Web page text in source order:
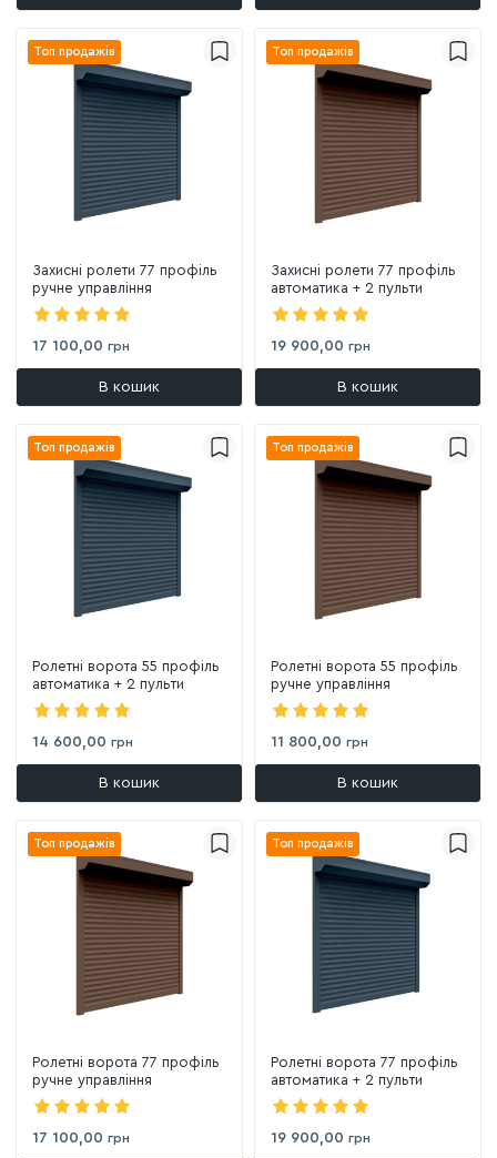
Топ продажів
Захисні ролети 77 профіль
ручне управління
17 100,00 грн
В кошик
Топ продажів
Захисні ролети 77 профіль
автоматика + 2 пульти
19 900,00 грн
В кошик
Топ продажів
Ролетні ворота 55 профіль
автоматика + 2 пульти
14 600,00 грн
В кошик
Топ продажів
Ролетні ворота 55 профіль
ручне управління
11 800,00 грн
В кошик
Топ продажів
Ролетні ворота 77 профіль
ручне управління
17 100,00 грн
Топ продажів
Ролетні ворота 77 профіль
автоматика + 2 пульти
19 900,00 грн